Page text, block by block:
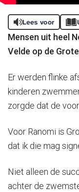
Lees voor
Mensen uit heel
Velde op de
Er werden flinke
kinderen
zorgde dat de
Voor Ranomi is
dat ik die mag
Niet alleen de
achter de